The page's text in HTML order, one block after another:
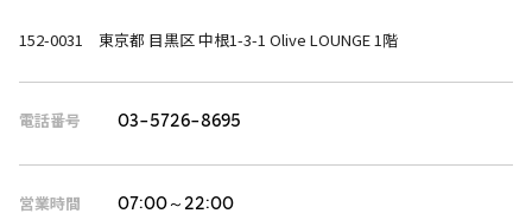
152-0031 東京都 目黒区 中根1-3-1 Olive LOUNGE 1階
電話番号 03-5726-8695
営業時間 07:00～22:00